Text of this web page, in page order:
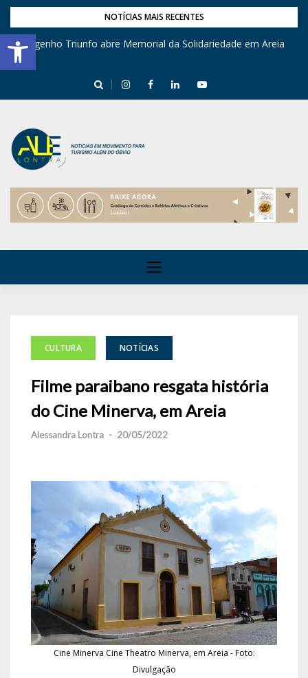
Barra de Ferramentas Aberta
NOTÍCIAS MAIS RECENTES
Engenho Triunfo abre Memorial da Solidariedade em Areia
CULTURA NOTÍCIAS
Filme paraibano resgata história
do Cine Minerva, em Areia
Alessandra Lontra - 20/05/2022
Cine Minerva Cine Theatro Minerva, em Areia - Foto:
Divulgação